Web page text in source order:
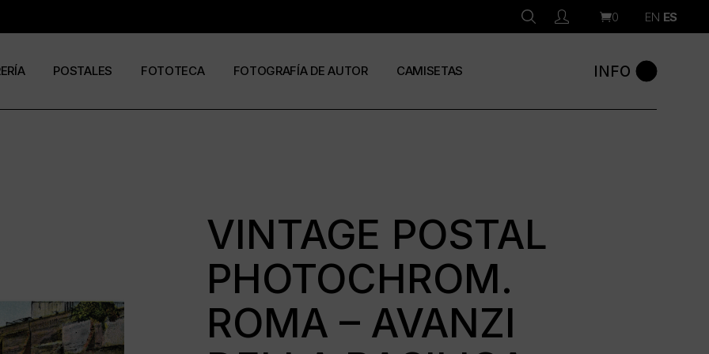
0 EN ES
POSTALES FOTOTECA FOTOGRAFÍA DE AUTOR CAMISETAS INFO
VINTAGE POSTAL
PHOTOCHROM.
ROMA – AVANZI